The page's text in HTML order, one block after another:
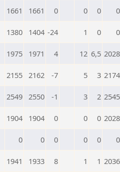
1661 1661 0 0 0 0
1380 1404 -24 1 0 0
1975 1971 4 12 6,5 2028
2155 2162 -7 5 3 2174
2549 2550 -1 3 2 2545
1904 1904 0 0 0 2028
0 0 0 0 0 0
1941 1933 8 1 1 2036